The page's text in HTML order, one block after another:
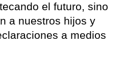
el futuro, sino
a nuestros hijos y
a medios